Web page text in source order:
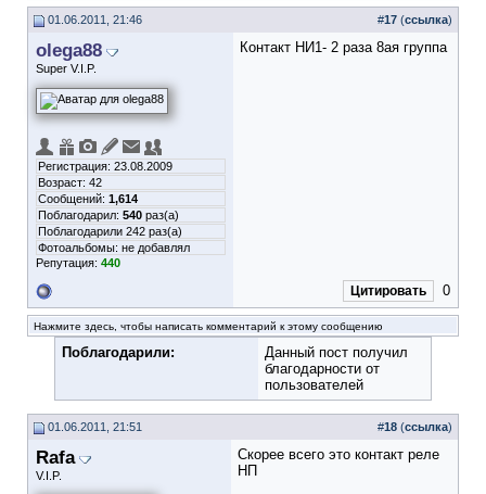
01.06.2011, 21:46 #17 (ссылка)
olega88
Super V.I.P.
Регистрация: 23.08.2009
Возраст: 42
Сообщений: 1,614
Поблагодарил: 540 раз(а)
Поблагодарили 242 раз(а)
Фотоальбомы: не добавлял
Репутация: 440
Контакт НИ1- 2 раза 8ая группа
Цитировать 0
Нажмите здесь, чтобы написать комментарий к этому сообщению
Поблагодарили:
Данный пост получил
благодарности от
пользователей
01.06.2011, 21:51 #18 (ссылка)
Rafa
V.I.P.
Скорее всего это контакт реле
НП